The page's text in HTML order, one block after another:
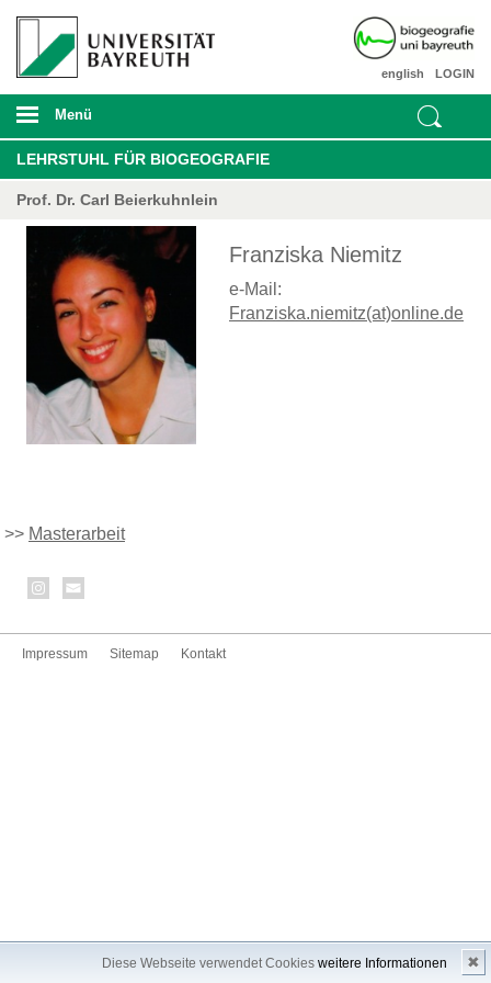
Diese Webseite verwendet Cookies weitere Informationen ✖
LOGIN
english
Menü
LEHRSTUHL FÜR BIOGEOGRAFIE
Prof. Dr. Carl Beierkuhnlein
Franziska Niemitz
e-Mail:
Franziska.niemitz(at)online.de
>> Masterarbeit
Impressum Sitemap Kontakt